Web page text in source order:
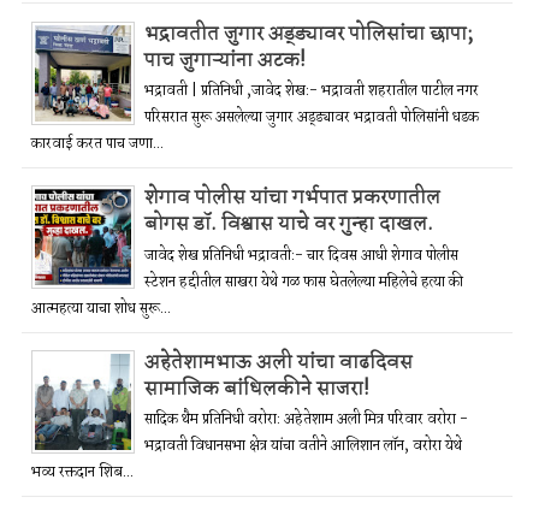
भद्रावतीत जुगार अड्ड्यावर पोलिसांचा छापा;
पाच जुगाऱ्यांना अटक!
भद्रावती | प्रतिनिधी ,जावेद शेख:- भद्रावती शहरातील पाटील नगर
परिसरात सुरू असलेल्या जुगार अड्ड्यावर भद्रावती पोलिसांनी धडक
कारवाई करत पाच जणा...
शेगाव पोलीस यांचा गर्भपात प्रकरणातील
बोगस डॉ. विश्वास याचे वर गुन्हा दाखल.
जावेद शेख प्रतिनिधी भद्रावती:- चार दिवस आधी शेगाव पोलीस
स्टेशन हद्दीतील साखरा येथे गळ फास घेतलेल्या महिलेचे हत्या की
आत्महत्या याचा शोध सुरू...
अहेतेशामभाऊ अली यांचा वाढदिवस
सामाजिक बांधिलकीने साजरा!
सादिक थैम प्रतिनिधी वरोरा: अहेतेशाम अली मित्र परिवार वरोरा -
भद्रावती विधानसभा क्षेत्र यांचा वतीने आलिशान लॉन, वरोरा येथे
भव्य रक्तदान शिब...